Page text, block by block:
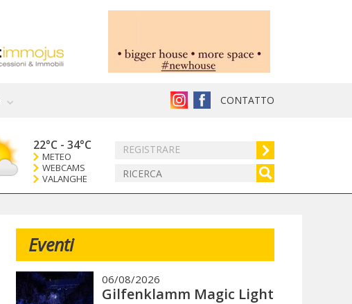
CONTATTO
REGISTRARE
22°C - 34°C
METEO
WEBCAMS
VALANGHE
Eventi
06/08/2026
Gilfenklamm Magic Light